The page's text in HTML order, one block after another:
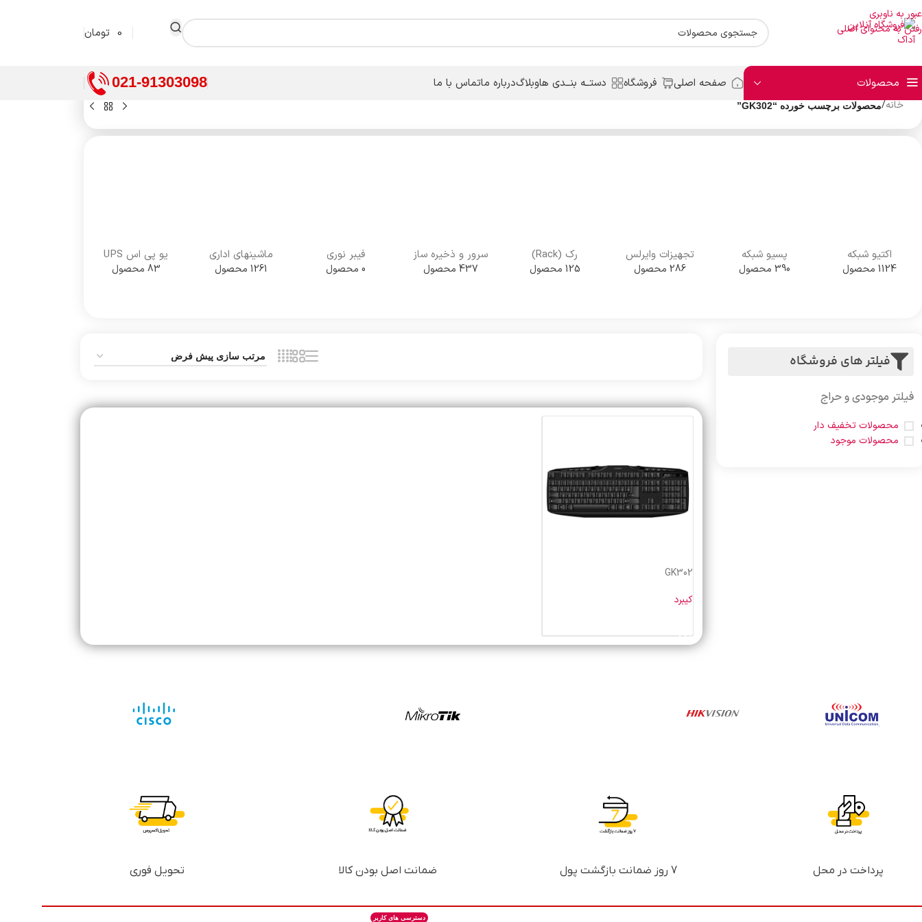
عبور به ناوبری
رفتن به محتوای اصلی
0 تومان
محصولات صفحه اصلی فروشگاه دستــه بنــدی هاوبلاگدرباره ماتماس با ما 021-91303098
خانه/محصولات برچسب خورده “GK302”
اکتیو شبکه
1124 محصول
پسیو شبکه
390 محصول
تجهیزات وایرلس
286 محصول
رک (Rack)
125 محصول
سرور و ذخیره ساز
437 محصول
فیبر نوری
0 محصول
ماشینهای اداری
1261 محصول
یو پی اس UPS
83 محصول
فیلتر های فروشگاه
فیلتر موجودی و حراج
محصولات تخفیف دار
محصولات موجود
GK302
کیبرد
پرداخت در محل 7 روز ضمانت بازگشت پول ضمانت اصل بودن کالا تحویل فوری
دسترسی های کاربر